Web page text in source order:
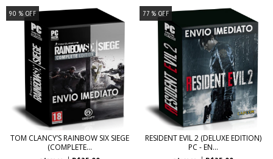
90 % OFF
TOM CLANCY’S RAINBOW SIX SIEGE
(COMPLETE...
77% OFF
RESIDENT EVIL 2 (DELUXE EDITION)
PC - EN...